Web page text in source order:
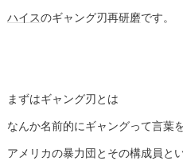
ハイスのギャング刃再研磨です。
まずはギャング刃とは
なんか名前的にギャングって言葉
アメリカの暴力団とその構成員と